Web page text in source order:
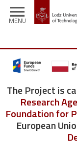
Skip to main content
menu
MENU
The Project is
Research
Foundation for
European